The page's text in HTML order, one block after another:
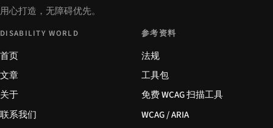
用心打造，无障碍优先。
DISABILITY WORLD
首页
文章
关于
联系我们
参考资料
法规
工具包
免费 WCAG 扫描工具
WCAG / ARIA